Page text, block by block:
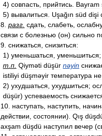
4) совпасть прийтись Bayram
5) вывалиться Uşağın süd dişi
8 разг сдать слабеть
связи с болезнью (он) сильно
9 снижаться снизиться:
1) уменьшаться уменьшиться;
т п Qiyməti düşür nəyin
istiliyi düşməyir температура не
2) ухудшаться ухудшиться;
düşür) успеваемость
10 наступать наступить
действии состоянии). Qış
axşam düşdü наступил вечер (